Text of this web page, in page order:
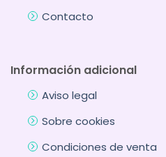
Contacto
Información adicional
Aviso legal
Sobre cookies
Condiciones de venta